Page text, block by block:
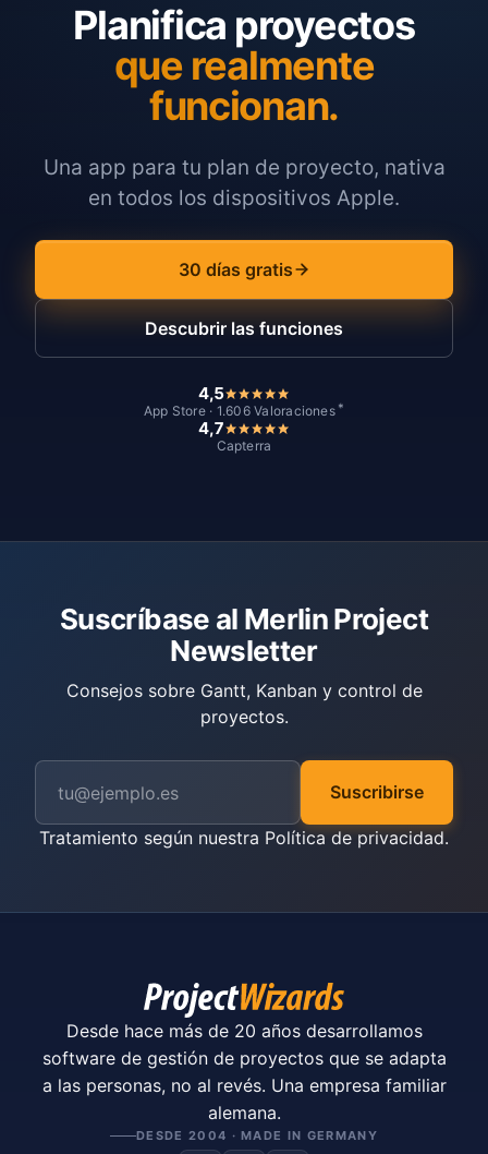
Planifica proyectos
que realmente
funcionan.
Una app para tu plan de proyecto, nativa
en todos los dispositivos Apple.
30 días gratis
Descubrir las funciones
4,5
App Store · 1.606 Valoraciones *
4,7
Capterra
Suscríbase al Merlin Project
Newsletter
Consejos sobre Gantt, Kanban y control de
proyectos.
Suscribirse
Tratamiento según nuestra Política de privacidad.
Desde hace más de 20 años desarrollamos
software de gestión de proyectos que se adapta
a las personas, no al revés. Una empresa familiar
alemana.
DESDE 2004 · MADE IN GERMANY